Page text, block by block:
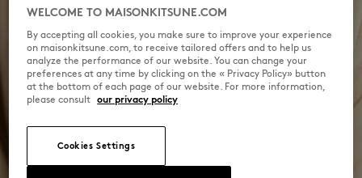
WELCOME TO MAISONKITSUNE.COM
By accepting all cookies, you make sure to improve your experience
on maisonkitsune.com, to receive tailored offers and to help us
analyze the performance of our website. You can change your
preferences at any time by clicking on the « Privacy Policy» button
at the bottom of each page of our website. For more information,
please consult our privacy policy
Cookies Settings